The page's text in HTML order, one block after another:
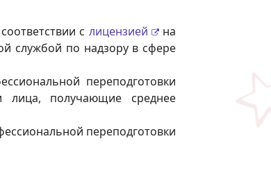
с лицензией
на
службой по надзору в сфере
переподготовки
лица, получающие среднее
переподготовки